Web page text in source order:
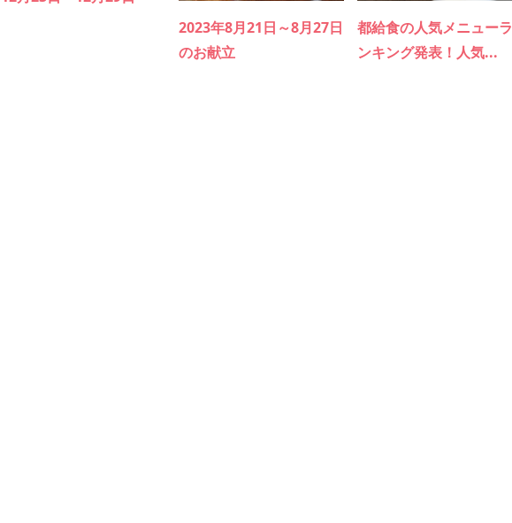
2023年8月21日～8月27日
のお献立
都給食の人気メニューラ
ンキング発表！人気...